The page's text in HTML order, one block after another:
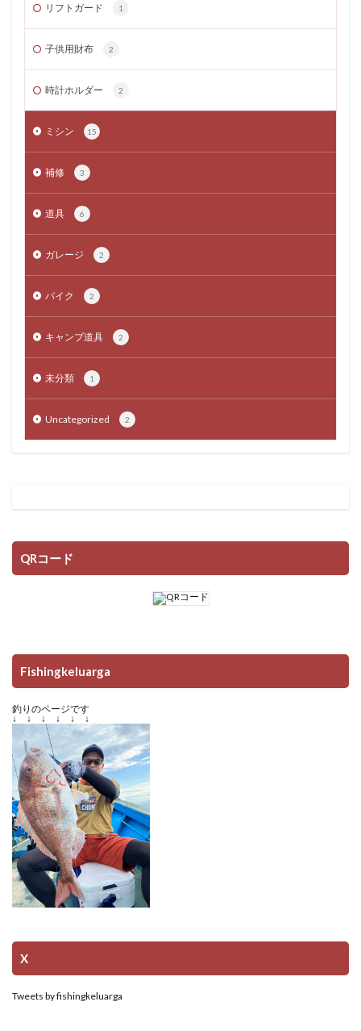
リフトガード 1
子供用財布 2
時計ホルダー 2
ミシン 15
補修 3
道具 6
ガレージ 2
バイク 2
キャンプ道具 2
未分類 1
Uncategorized 2
QRコード
Fishingkeluarga
釣りのページです
↓ ↓ ↓ ↓ ↓ ↓
X
Tweets by fishingkeluarga